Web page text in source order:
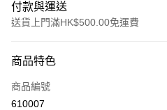
付款與運送
送貨上門滿HK$500.00免運費
信用卡
AlipayHK
商品特色
商品編號
610007